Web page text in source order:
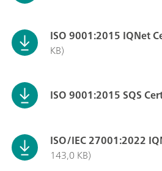
ISO 9001:2015 IQNet
KB)
ISO 9001:2015 SQS
ISO/IEC 27001:2022
143,0 KB)